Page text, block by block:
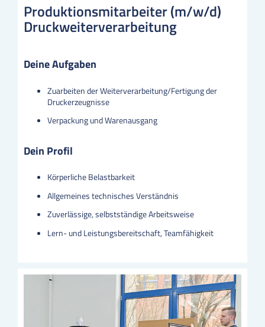
Produktionsmitarbeiter (m/w/d)
Druckweiterverarbeitung
Deine Aufgaben
Zuarbeiten der Weiterverarbeitung/Fertigung der
Druckerzeugnisse
Verpackung und Warenausgang
Dein Profil
Körperliche Belastbarkeit
Allgemeines technisches Verständnis
Zuverlässige, selbstständige Arbeitsweise
Lern- und Leistungsbereitschaft, Teamfähigkeit